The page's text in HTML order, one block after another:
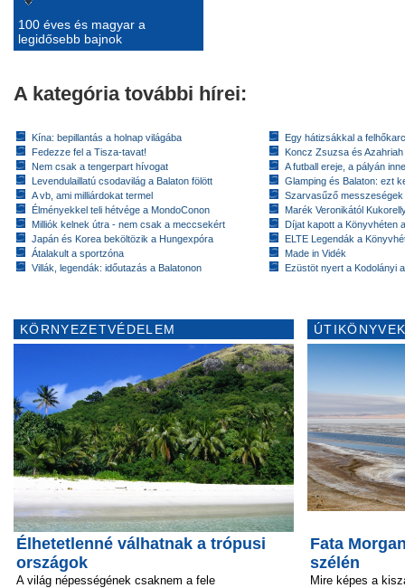
100 éves és magyar a
legidősebb bajnok
A kategória további hírei:
Kína: bepillantás a holnap világába
Fedezze fel a Tisza-tavat!
Nem csak a tengerpart hívogat
Levendulaillatú csodavilág a Balaton fölött
A vb, ami milliárdokat termel
Élményekkel teli hétvége a MondoConon
Milliók kelnek útra - nem csak a meccsekért
Japán és Korea beköltözik a Hungexpóra
Átalakult a sportzóna
Villák, legendák: időutazás a Balatonon
Egy hátizsákkal a
Koncz Zsuzsa és
A futball ereje, a pályán
Glamping és Balaton: ezt
Szarvasűző messzeségek
Marék Veronikától
Díjat kapott a Könyvhéten
ELTE Legendák a
Made in Vidék
Ezüstöt nyert a Kodolányi
KÖRNYEZETVÉDELEM
Élhetetlenné válhatnak a trópusi
országok
A világ népességének csaknem a fele
Fata
szélén
Mire képes a